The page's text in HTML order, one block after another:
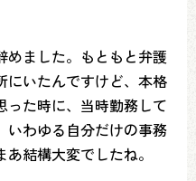
めました。もともと弁護
にいたんですけど、本格
った時に、当時勤務して
いわゆる自分だけの事務
結構大変でしたね。